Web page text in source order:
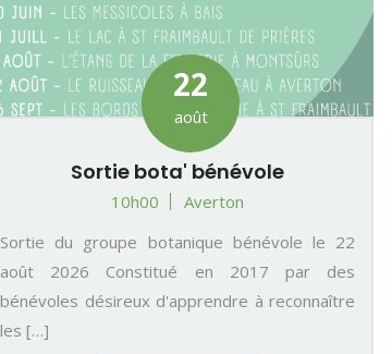
22
août
Sortie bota' bénévole
10h00
Averton
Sortie du groupe botanique bénévole le 22
août 2026 Constitué en 2017 par des
bénévoles désireux d'apprendre à reconnaître
les […]